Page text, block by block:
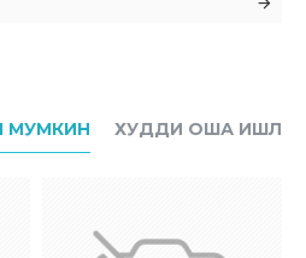
МУМКИН ХУДДИ ОША